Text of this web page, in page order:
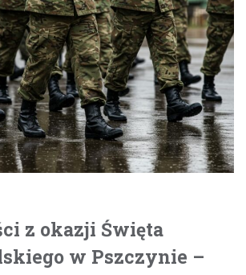
z okazji Święta
w Pszczynie –